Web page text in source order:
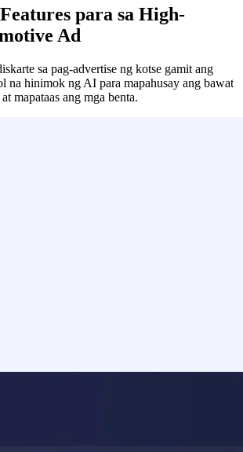
para sa High-
Ad
sa pag-advertise ng kotse gamit ang
na hinimok ng AI para mapahusay ang bawat
mapataas ang mga benta.